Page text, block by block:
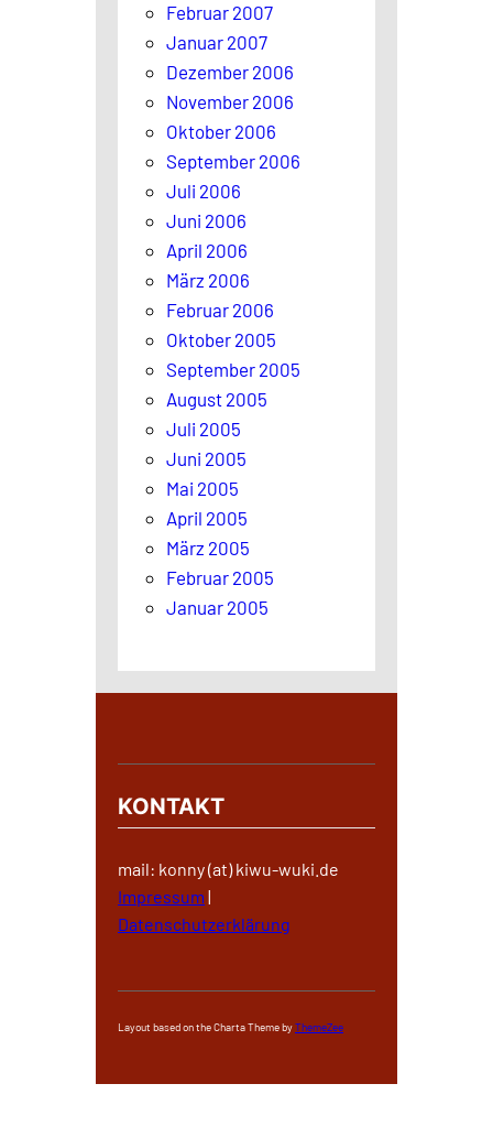
Februar 2007
Januar 2007
Dezember 2006
November 2006
Oktober 2006
September 2006
Juli 2006
Juni 2006
April 2006
März 2006
Februar 2006
Oktober 2005
September 2005
August 2005
Juli 2005
Juni 2005
Mai 2005
April 2005
März 2005
Februar 2005
Januar 2005
KONTAKT
mail: konny (at) kiwu-wuki.de
Impressum |
Datenschutzerklärung
Layout based on the Charta Theme byThemeZee